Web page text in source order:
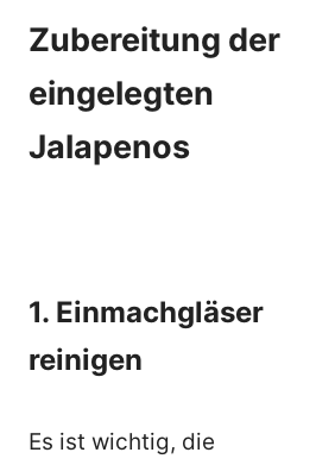
Zubereitung der
eingelegten
Jalapenos
1. Einmachgläser
reinigen
Es ist wichtig, die